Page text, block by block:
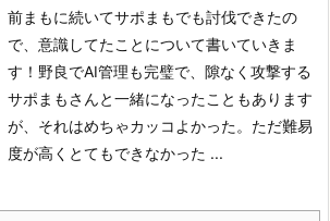
前まもに続いてサポまもでも討伐できたの
で、意識してたことについて書いていきま
す！ 野良でAI管理も完璧で、隙なく攻撃する
サポまもさんと一緒になったこともあります
が、それはめちゃカッコよかった。ただ難易
度が高くとてもできなかった ...